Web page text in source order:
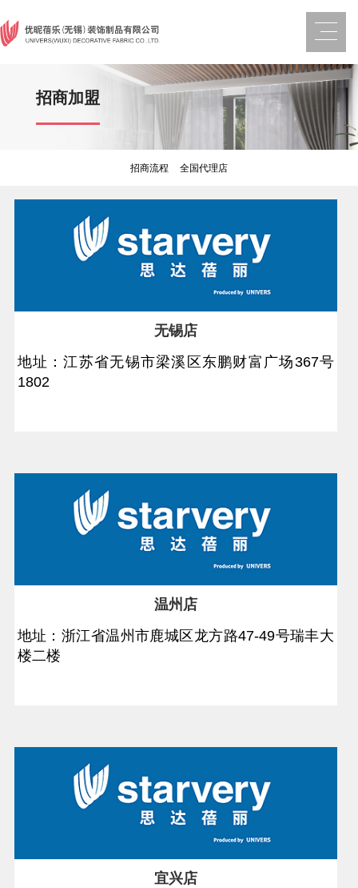
招商加盟
招商流程 全国代理店
无锡店
地址：江苏省无锡市梁溪区东鹏财富广场367号
1802
温州店
地址：浙江省温州市鹿城区龙方路47-49号瑞丰大
楼二楼
宜兴店